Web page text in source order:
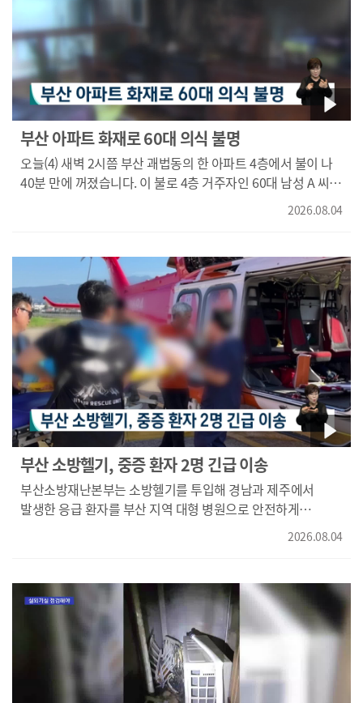
부산 아파트 화재로 60대 의식 불명
오늘(4) 새벽 2시쯤 부산 괘법동의 한 아파트 4층에서 불이 나
40분 만에 꺼졌습니다. 이 불로 4층 거주자인 60대 남성 A 씨가
가스를 흡입한 채 쓰러져 병원으로 옮겨졌지만 의식을2026.08.04
부산 소방헬기, 중증 환자 2명 긴급 이송
부산소방재난본부는 소방헬기를 투입해 경남과 제주에서
발생한 응급 환자를 부산 지역 대형 병원으로 안전하게
거제에서 오토바이 사고로 크게 다친 환자를 소방헬기에 싣고
양막이 파열된 24주 차 임신부를 제주대병원에서 태워 1시간
40분 뒤 부산 지역 종합병원에 이송을 완료했습니다.
2026.08.04